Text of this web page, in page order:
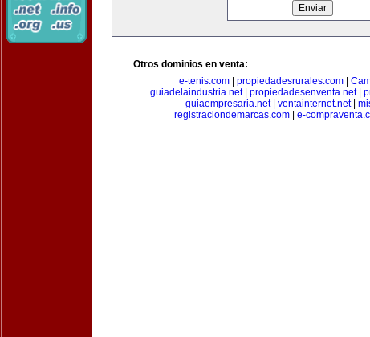
Otros dominios en venta:
e-tenis.com
propiedadesrurales.com
guiadelaindustria.net propiedadesenventa.net
guiaempresaria.net| ventainternet.net|
registraciondemarcas.com
e-